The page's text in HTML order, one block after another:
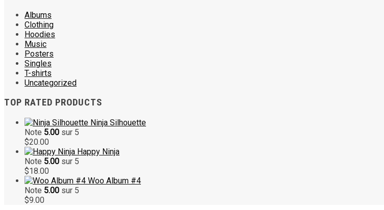
Albums
Clothing
Hoodies
Music
Posters
Singles
T-shirts
Uncategorized
TOP RATED PRODUCTS
Ninja Silhouette
Note 5.00 sur 5
$20.00
Happy Ninja
Note 5.00 sur 5
$18.00
Woo Album #4
Note 5.00 sur 5
$9.00